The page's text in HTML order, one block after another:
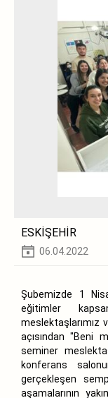
ESKİŞEHİR
06.04.2022
Şubemizde 1
eğitimler
meslektaşlarımız
açısından "Beni
seminer
konferans
gerçekleşen
aşamalarının